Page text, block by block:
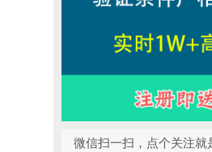
微信扫一扫，点个关注就